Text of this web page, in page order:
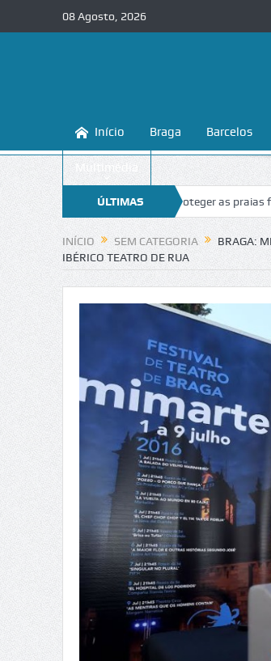
08 Agosto, 2026
Início Braga Barcelos
Multimédia
ÚLTIMAS
NOTÍCIAS
ensina a conhecer e proteger as praias fluviais do
INÍCIO SEM CATEGORIA
BRAGA:
IBÉRICO TEATRO DE RUA